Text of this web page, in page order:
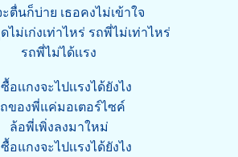
ตื่นก็บ่าย เธอคงไม่เข้าใจ
ไม่เก่งเท่าไหร่ รถพี่ไม่เท่าไหร่
รถพี่ไม่ได้เเรง
อเเกงจะไปเเรงได้ยังไง
ของพี่แค่มอเตอร์ไซค์
ล้อพี่เพิ่งลงมาใหม่
อแกงจะไปเเรงได้ยังไง